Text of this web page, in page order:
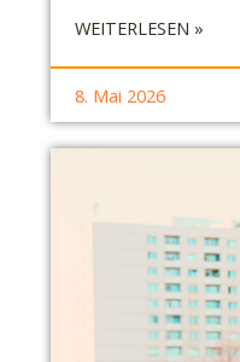
K
T
S
T
R
E
I
WEITERLESEN »:
-
R
I
C
H
T
8. Mai 2026